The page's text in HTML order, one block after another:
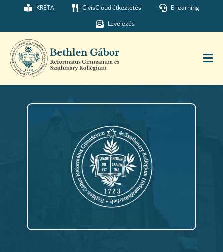
Kihagyás KRÉTA CivisCloud étkeztetés
E-learning
Levelezés
Diákjaink